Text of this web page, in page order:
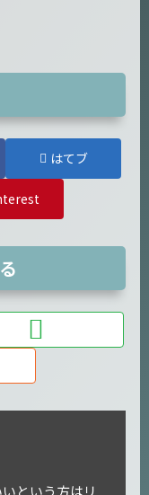
はてブ
という方はリ